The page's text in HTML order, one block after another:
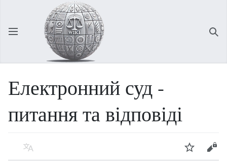
Відкрити головне меню
Електронний суд -
питання та відповіді
Мова Спостерігати Редагувати